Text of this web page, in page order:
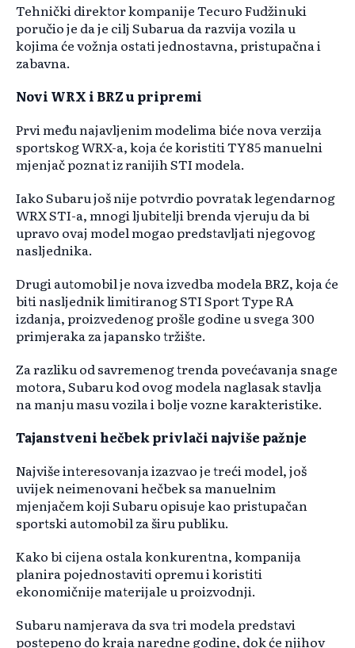
Tehnički direktor kompanije Tecuro Fudžinuki
poručio je da je cilj Subarua da razvija vozila u
kojima će vožnja ostati jednostavna, pristupačna i
zabavna.
Novi WRX i BRZ u pripremi
Prvi među najavljenim modelima biće nova verzija
sportskog WRX-a, koja će koristiti TY85 manuelni
mjenjač poznat iz ranijih STI modela.
Iako Subaru još nije potvrdio povratak legendarnog
WRX STI-a, mnogi ljubitelji brenda vjeruju da bi
upravo ovaj model mogao predstavljati njegovog
nasljednika.
Drugi automobil je nova izvedba modela BRZ, koja će
biti nasljednik limitiranog STI Sport Type RA
izdanja, proizvedenog prošle godine u svega 300
primjeraka za japansko tržište.
Za razliku od savremenog trenda povećavanja snage
motora, Subaru kod ovog modela naglasak stavlja
na manju masu vozila i bolje vozne karakteristike.
Tajanstveni hečbek privlači najviše pažnje
Najviše interesovanja izazvao je treći model, još
uvijek neimenovani hečbek sa manuelnim
mjenjačem koji Subaru opisuje kao pristupačan
sportski automobil za širu publiku.
Kako bi cijena ostala konkurentna, kompanija
planira pojednostaviti opremu i koristiti
ekonomičnije materijale u proizvodnji.
Subaru namjerava da sva tri modela predstavi
postepeno do kraja naredne godine, dok će njihov